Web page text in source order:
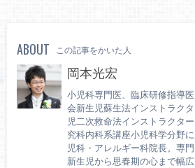
ABOUT この記事をかいた人
岡本光宏
小児科専門医、臨床研修指導
会新生児蘇生法インストラク
児二次救命法インストラクタ
究科内科系講座小児科学分野
児科・アレルギー科院長。専
新生児から思春期の心まで幅広